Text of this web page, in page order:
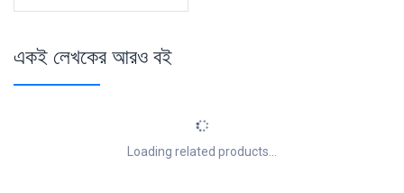
একই লেখকের আরও বই
Loading related products...